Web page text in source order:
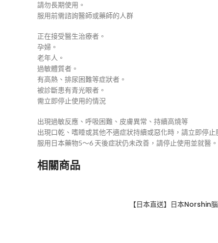
請勿長期使用。
服用前需諮詢醫師或藥師的人群
正在接受醫生治療者。
孕婦。
老年人。
過敏體質者。
有高熱、排尿困難等症狀者。
被診斷患有青光眼者。
需立即停止使用的情況
出現過敏反應、呼吸困難、皮膚異常、持續高燒等
出現口乾、嗜睡或其他不適症狀持續或惡化時，請立即停
服用日本藥物5～6 天後症狀仍未改善，請停止使用並就醫。
相關商品
【日本直送】日本Norshin